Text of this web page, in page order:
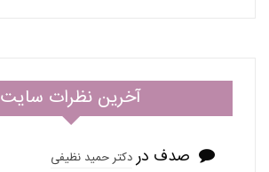
آخرین نظرات سایت
صدف دردکتر حمید نظیفی